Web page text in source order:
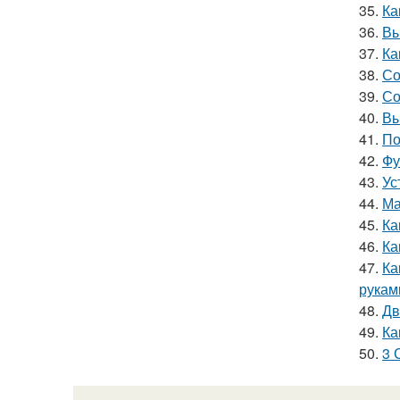
35.
36.
37.
38.
39.
40.
41.
42.
43.
44.
45.
46.
47.
48.
49.
50. 3